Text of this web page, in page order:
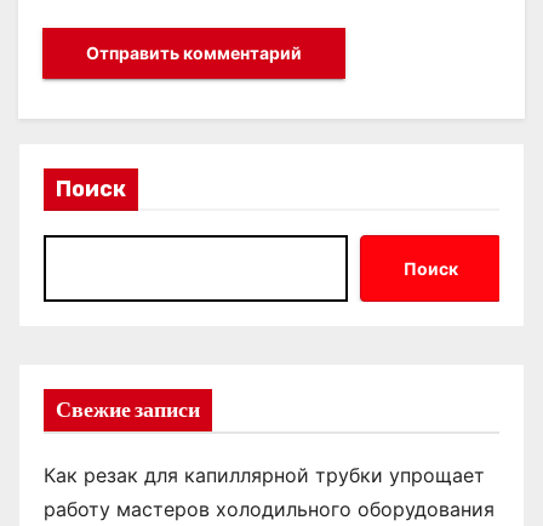
Поиск
Поиск
Свежие записи
Как резак для капиллярной трубки упрощает
работу мастеров холодильного оборудования